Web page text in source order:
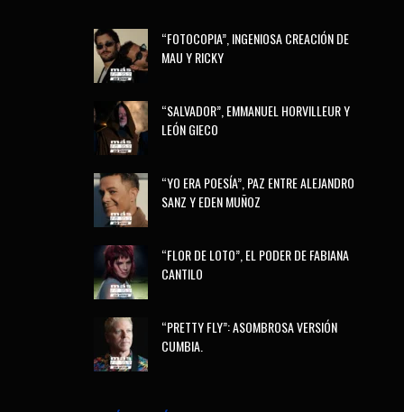
“FOTOCOPIA”, INGENIOSA CREACIÓN DE
MAU Y RICKY
“SALVADOR”, EMMANUEL HORVILLEUR Y
LEÓN GIECO
“YO ERA POESÍA”, PAZ ENTRE ALEJANDRO
SANZ Y EDEN MUÑOZ
“FLOR DE LOTO”, EL PODER DE FABIANA
CANTILO
“PRETTY FLY”: ASOMBROSA VERSIÓN
CUMBIA.